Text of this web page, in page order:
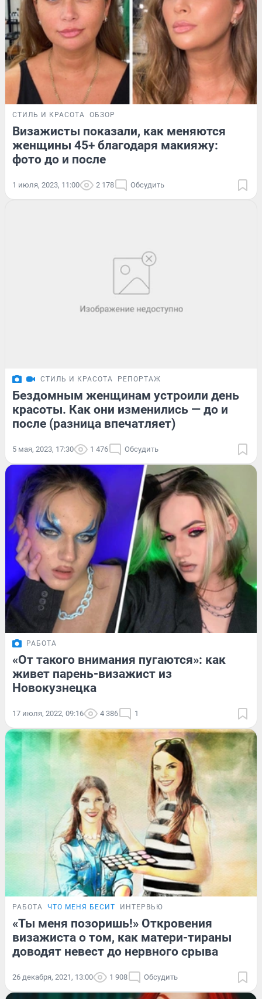
СТИЛЬ И КРАСОТА ОБЗОР
Визажисты показали, как меняются
женщины 45+ благодаря макияжу:
фото до и после
1 июля, 2023, 11:00 2 178 Обсудить
СТИЛЬ И КРАСОТА РЕПОРТАЖ
Бездомным женщинам устроили день
красоты. Как они изменились — до и
после (разница впечатляет)
5 мая, 2023, 17:30 1 476 Обсудить
РАБОТА
«От такого внимания пугаются»: как
живет парень-визажист из
Новокузнецка
17 июля, 2022, 09:16 4 386 1
РАБОТА ЧТО МЕНЯ БЕСИТ ИНТЕРВЬЮ
«Ты меня позоришь!» Откровения
визажиста о том, как матери-тираны
доводят невест до нервного срыва
26 декабря, 2021, 13:00 1 908 Обсудить